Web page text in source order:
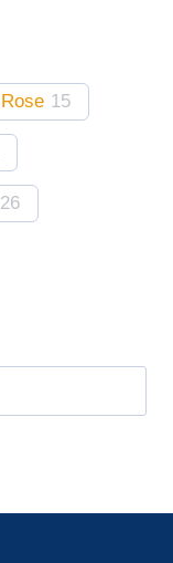
Rose 15
26